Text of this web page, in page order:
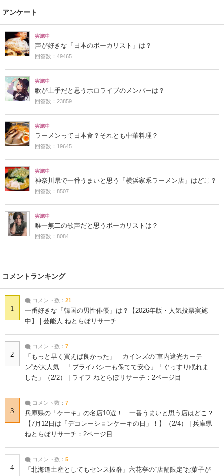
アンケート
実施中
声が好きな「日本のボーカリスト」は？
回答数：49465
実施中
歌が上手だと思うホロライブのメンバーは？
回答数：23859
実施中
ラーメンって日本食？それとも中華料理？
回答数：19645
実施中
神奈川県で一番うまいと思う「横浜家系ラーメン店」はどこ？
回答数：8507
実施中
唯一無二の歌声だと思うボーカリストは？
回答数：8084
コメントランキング
1
コメント数： 21
一番好きな「韓国の男性俳優」は？【2026年版・人気投票実施
中】 | 芸能人 ねとらぼリサーチ
2
コメント数： 7
「もっと早く買えば良かった」 カインズの“車内遮光カーテ
ン”が大人気 「プライバシーも保てて安心」「ぐっすり眠れま
した」（2/2） | ライフ ねとらぼリサーチ：2ページ目
3
コメント数： 7
兵庫県の「ケーキ」の名店10選！ 一番うまいと思う店はどこ？
【7月12日は「デコレーションケーキの日」！】（2/4） | 兵庫県
ねとらぼリサーチ：2ページ目
4
コメント数： 5
「北海道土産としてもセンス抜群」六花亭の“店舗限定”お菓子が